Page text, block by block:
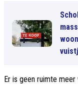
Er is geen ruimte